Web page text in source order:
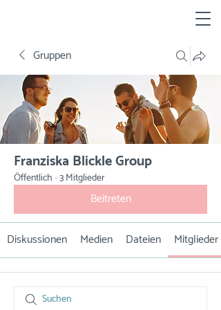
Gruppen
Franziska Blickle Group
Öffentlich ·3 Mitglieder
Beitreten
Diskussionen Medien Dateien Mitglieder